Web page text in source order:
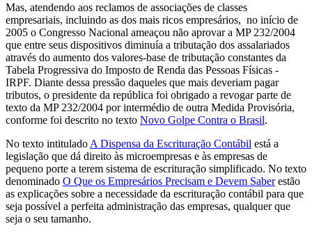
Mas, atendendo aos reclamos de associações de classes
empresariais, incluindo as dos mais ricos empresários, no início de
2005 o Congresso Nacional ameaçou não aprovar a MP 232/2004
que entre seus dispositivos diminuía a tributação dos assalariados
através do aumento dos valores-base de tributação constantes da
Tabela Progressiva do Imposto de Renda das Pessoas Físicas -
IRPF. Diante dessa pressão daqueles que mais deveriam pagar
tributos, o presidente da república foi obrigado a revogar parte de
texto da MP 232/2004 por intermédio de outra Medida Provisória,
conforme foi descrito no texto Novo Golpe Contra o Brasil.
No texto intitulado A Dispensa da Escrituração Contábil está a
legislação que dá direito às microempresas e às empresas de
pequeno porte a terem sistema de escrituração simplificado. No texto
denominado O Que os Empresários Precisam e Devem Saberestão
as explicações sobre a necessidade da escrituração contábil para que
seja possível a perfeita administração das empresas, qualquer que
seja o seu tamanho.